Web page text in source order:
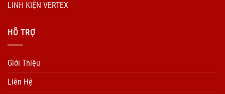
LINH KIỆN VERTEX
HÕ TRỢ
Giới Thiệu
Liên Hệ